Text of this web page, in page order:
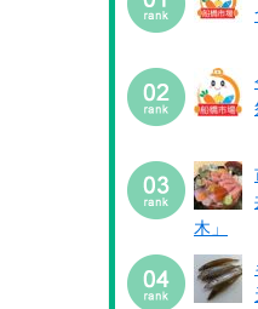
木」